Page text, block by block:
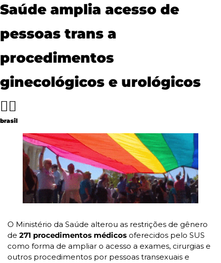
Saúde amplia acesso de
pessoas trans a
procedimentos
🏳‍🌈
brasil
O Ministério da Saúde alterou as restrições de gênero
de 271 procedimentos médicos oferecidos pelo SUS
como forma de ampliar o acesso a exames, cirurgias e
outros procedimentos por pessoas transexuais e